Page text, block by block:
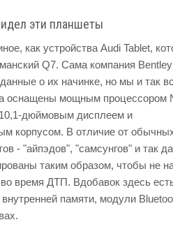
эти планшеты
как устройства Audi Tablet,
Q7. Сама компания
о их начинке, но мы и так
оснащены мощным процессором
дюймовым дисплеем и
корпусом. В отличие от
- "айпэдов", "самсунгов" и так
таким образом, чтобы не
время ДТП. Вдобавок здесь есть
памяти, модули